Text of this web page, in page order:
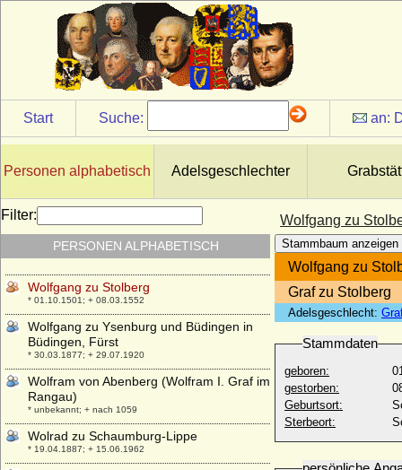
Start Suche: an:
Personen alphabetisch Adelsgeschlechter
Wolfgang zu
Stammbaum anzeigen
Wolfgang zu
Graf zu Stolberg
Adelsgeschlecht:
Stammdaten
geboren:
gestorben:
Geburtsort:
Sterbeort:
Filter:
PERSONEN ALPHABETISCH
Wolfgang von der Pfalz-Zweibrücken
* 26.09.1526; + 11.06.1569
Wolfgang von Hessen
* 06.11.1896; + 12.07.1989
Wolfgang von Hohenlohe-Weikersheim
(Wolfgang II.)
* 14.06.1546; + 28.3.1610
Wolfgang von Hohenzollern (Franz
* 1483/1484; + 16.06.1517
Zweibrücken-Neuburg
* 04.11.1578; + 20.03.1653
Wolfgang zu Castell-Rüdenhausen, Fürst
* 21.04.1830; + 13.01.1913
Wolfgang zu Stolberg
* 01.10.1501; + 08.03.1552
Wolfgang zu Ysenburg und Büdingen in
Büdingen, Fürst
* 30.03.1877; + 29.07.1920
Wolfram von Abenberg (Wolfram I. Graf im
Rangau)
* unbekannt; + nach 1059
Wolrad zu Schaumburg-Lippe
* 19.04.1887; + 15.06.1962